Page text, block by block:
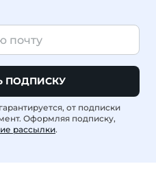
ПОДПИСКУ
от подписки
Оформляя подписку,
рассылки.